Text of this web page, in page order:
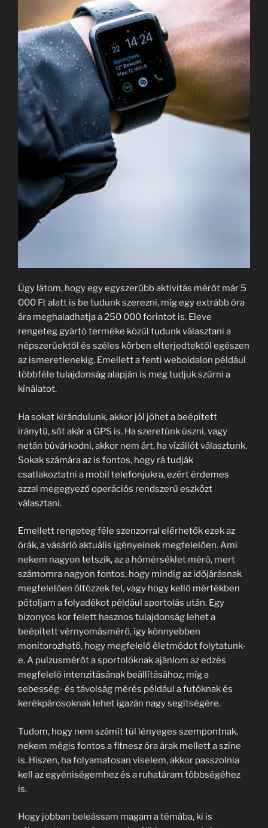
Úgy látom, hogy egy egyszerűbb aktivitás mérőt már 5
000 Ft alatt is be tudunk szerezni, míg egy extrább óra
ára meghaladhatja a 250 000 forintot is. Eleve
rengeteg gyártó terméke közül tudunk választani a
népszerűektől és széles körben elterjedtektől egészen
az ismeretlenekig. Emellett a fenti weboldalon például
többféle tulajdonság alapján is meg tudjuk szűrni a
kínálatot.
Ha sokat kirándulunk, akkor jól jöhet a beépített
iránytű, sőt akár a GPS is. Ha szeretünk úszni, vagy
netán búvárkodni, akkor nem árt, ha vízállót választunk.
Sokak számára az is fontos, hogy rá tudják
csatlakoztatni a mobil telefonjukra, ezért érdemes
azzal megegyező operációs rendszerű eszközt
választani.
Emellett rengeteg féle szenzorral elérhetők ezek az
órák, a vásárló aktuális igényeinek megfelelően. Ami
nekem nagyon tetszik, az a hőmérséklet mérő, mert
számomra nagyon fontos, hogy mindig az időjárásnak
megfelelően öltözzek fel, vagy hogy kellő mértékben
pótoljam a folyadékot például sportolás után. Egy
bizonyos kor felett hasznos tulajdonság lehet a
beépített vérnyomásmérő, így könnyebben
monitorozható, hogy megfelelő életmódot folytatunk-
e. A pulzusmérőt a sportolóknak ajánlom az edzés
megfelelő intenzitásának beállításához, míg a
sebesség- és távolság mérés például a futóknak és
kerékpárosoknak lehet igazán nagy segítségére.
Tudom, hogy nem számít túl lényeges szempontnak,
nekem mégis fontos a fitnesz óra árak mellett a színe
is. Hiszen, ha folyamatosan viselem, akkor passzolnia
kell az egyéniségemhez és a ruhatáram többségéhez
is.
Hogy jobban beleássam magam a témába, ki is